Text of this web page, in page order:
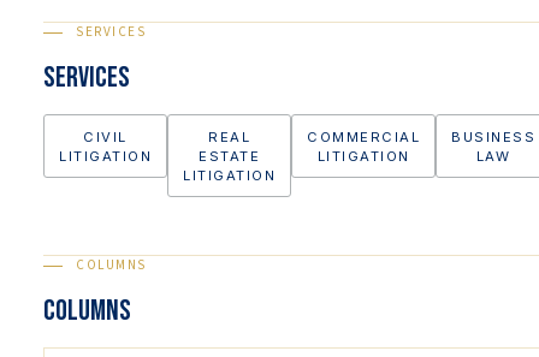
SERVICES
Services
CIVIL
LITIGATION
REAL
ESTATE
LITIGATION
COMMERCIAL
LITIGATION
BUSINESS
LAW
COLUMNS
COLUMNS